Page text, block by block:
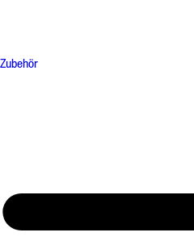
Zubehör